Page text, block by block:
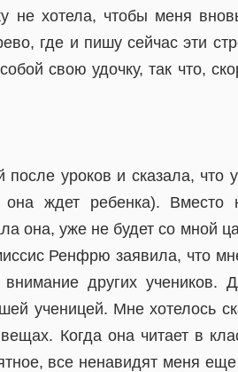
не хотела, чтобы меня
где и пишу сейчас эти
свою удочку, так что,
уроков и сказала, что
ждет ребенка). Вместо
она, уже не будет со мной
Ренфрю заявила, что
других учеников.
ученицей. Мне хотелось
Когда она читает в
все ненавидят меня